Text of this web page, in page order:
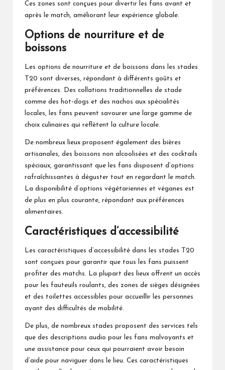
Ces zones sont conçues pour divertir les fans avant et
après le match, améliorant leur expérience globale.
Options de nourriture et de
boissons
Les options de nourriture et de boissons dans les stades
T20 sont diverses, répondant à différents goûts et
préférences. Des collations traditionnelles de stade
comme des hot-dogs et des nachos aux spécialités
locales, les fans peuvent savourer une large gamme de
choix culinaires qui reflètent la culture locale.
De nombreux lieux proposent également des bières
artisanales, des boissons non alcoolisées et des cocktails
spéciaux, garantissant que les fans disposent d’options
rafraîchissantes à déguster tout en regardant le match.
La disponibilité d’options végétariennes et véganes est
de plus en plus courante, répondant aux préférences
alimentaires.
Caractéristiques d’accessibilité
Les caractéristiques d’accessibilité dans les stades T20
sont conçues pour garantir que tous les fans puissent
profiter des matchs. La plupart des lieux offrent un accès
pour les fauteuils roulants, des zones de sièges désignées
et des toilettes accessibles pour accueillir les personnes
ayant des difficultés de mobilité.
De plus, de nombreux stades proposent des services tels
que des descriptions audio pour les fans malvoyants et
une assistance pour ceux qui pourraient avoir besoin
d’aide pour naviguer dans le lieu. Ces caractéristiques